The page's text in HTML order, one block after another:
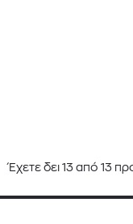
Έχετε δει 13 από 13